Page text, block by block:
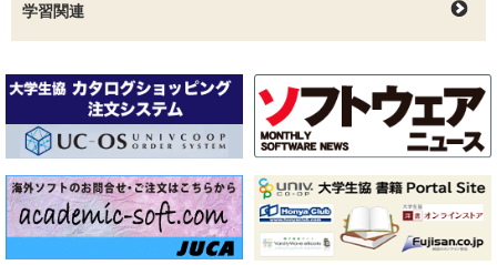
学習関連